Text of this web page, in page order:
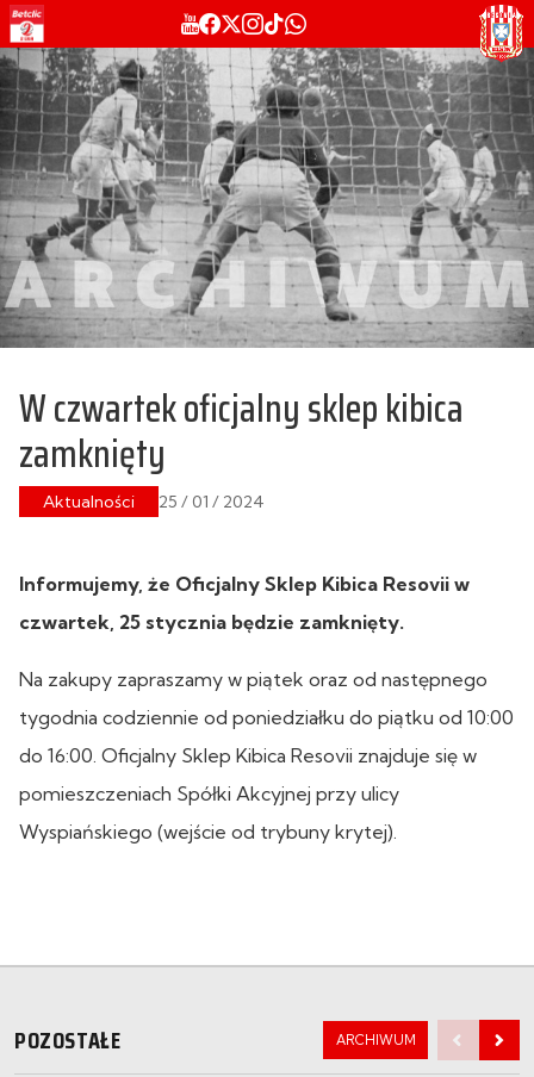
W czwartek oficjalny sklep kibica
zamknięty
Aktualności 25 / 01 / 2024
Informujemy, że Oficjalny Sklep Kibica Resovii w
czwartek, 25 stycznia będzie zamknięty.
Na zakupy zapraszamy w piątek oraz od następnego
tygodnia codziennie od poniedziałku do piątku od 10:00
do 16:00. Oficjalny Sklep Kibica Resovii znajduje się w
pomieszczeniach Spółki Akcyjnej przy ulicy
Wyspiańskiego (wejście od trybuny krytej).
POZOSTAŁE ARCHIWUM